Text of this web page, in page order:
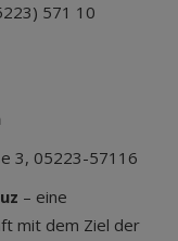
571 10
3, 05223-57116
– eine
mit dem Ziel der